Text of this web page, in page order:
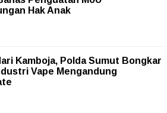
Hak Anak
Kamboja, Polda Sumut Bongkar
Vape Mengandung